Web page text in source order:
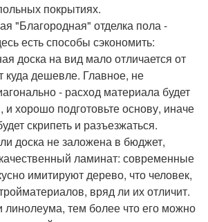
покрытиях.
"Благородная" отделка пола -
есть способы сэкономить:
доска на вид мало отличается от
куда дешевле. Главное, не
- расход материала будет
хорошо подготовьте основу, иначе
скрипеть и разъезжаться.
доска не заложена в бюджет,
ламинат: современные
имитируют дерево, что человек,
вряд ли их отличит.
линолеума, тем более что его можно